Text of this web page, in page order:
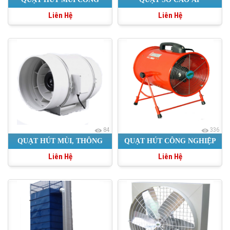
NGHIỆP
Liên Hệ Liên Hệ
84
QUẠT HÚT MÙI, THÔNG
GIÓ CHỐNG ỒN
Liên Hệ
336
QUẠT HÚT CÔNG NGHIỆP
XÁCH TAY
Liên Hệ